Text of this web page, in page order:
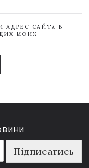
АДРЕС САЙТА В
МОИХ
Підписатись